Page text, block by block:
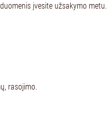
įvesite užsakymo metu.
rasojimo.